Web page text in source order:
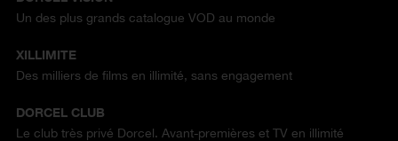
Un des plus grands catalogue VOD au monde
XILLIMITE
Des milliers de films en illimité, sans engagement
DORCEL CLUB
Le club très privé Dorcel. Avant-premières et TV en illimité